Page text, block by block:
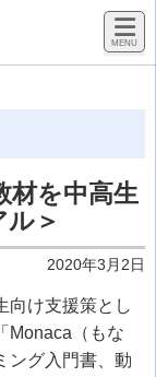
材を中高生
ル＞
2020年3月2日
向け支援策とし
Monaca（もな
ング入門書、動